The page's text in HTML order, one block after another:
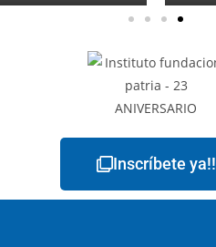
Inscríbete ya!!